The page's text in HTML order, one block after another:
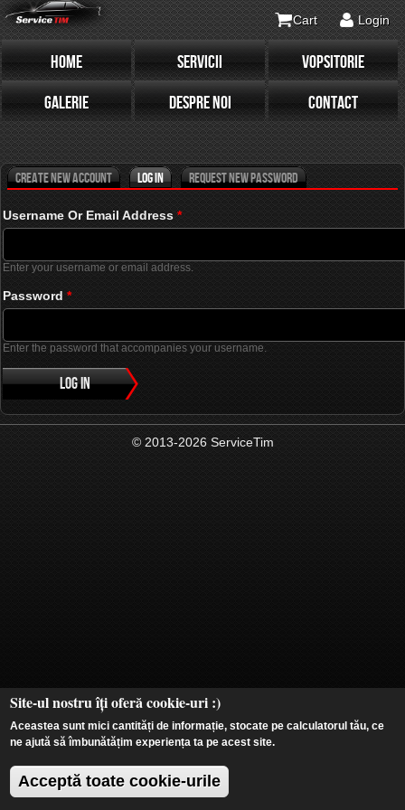
Cart Login
HOME SERVICII
VOPSITORIE
GALERIE
DESPRE NOI CONTACT
Primary tabs
Create new account Log in
(active tab)
Request new password
Username Or Email Address *
Enter your username or email address.
Password *
Enter the password that accompanies your username.
© 2013-2026 ServiceTim
Site-ul nostru îți oferă cookie-uri :)
Aceastea sunt mici cantități de informație, stocate pe calculatorul tău, ce
ne ajută să îmbunătățim experiența ta pe acest site.
Acceptă toate cookie-urile